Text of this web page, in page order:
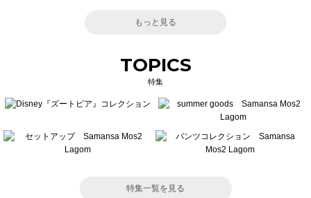
もっと見る
TOPICS
特集
特集一覧を見る